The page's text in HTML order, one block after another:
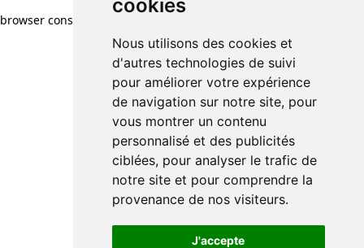
cookies
Nous utilisons des cookies et
d'autres technologies de suivi
pour améliorer votre expérience
de navigation sur notre site, pour
vous montrer un contenu
personnalisé et des publicités
ciblées, pour analyser le trafic de
notre site et pour comprendre la
provenance de nos visiteurs.
J'accepte
browser console for more information)